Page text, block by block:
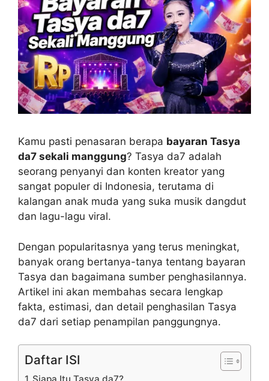
Kamu pasti penasaran berapa bayaran Tasya
da7 sekali manggung? Tasya da7 adalah
seorang penyanyi dan konten kreator yang
sangat populer di Indonesia, terutama di
kalangan anak muda yang suka musik dangdut
dan lagu-lagu viral.
Dengan popularitasnya yang terus meningkat,
banyak orang bertanya-tanya tentang bayaran
Tasya dan bagaimana sumber penghasilannya.
Artikel ini akan membahas secara lengkap
fakta, estimasi, dan detail penghasilan Tasya
da7 dari setiap penampilan panggungnya.
Daftar ISI